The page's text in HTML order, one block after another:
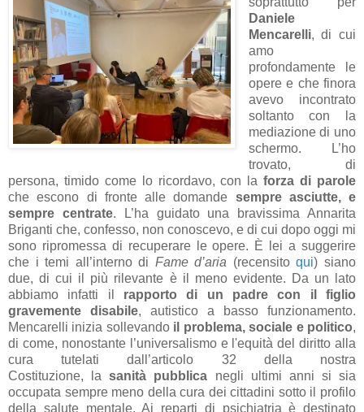
Daniele
Mencarelli, di cui
amo
profondamente le
opere e che finora
avevo incontrato
soltanto con la
mediazione di uno
schermo. L’ho
trovato, di
persona, timido come lo ricordavo, con laforza di parole
che escono di fronte alle domande sempre asciutte, e
sempre centrate. L’ha guidato una bravissima Annarita
Briganti che, confesso, non conoscevo, e di cui dopo oggi mi
sono ripromessa di recuperare le opere. È lei a suggerire
che i temi all’interno di Fame d’aria (recensitoqui) siano
due, di cui il più rilevante è il meno evidente. Da un lato
abbiamo infatti il rapporto di un padre con il figlio
gravemente disabile, autistico a basso funzionamento.
Mencarelli inizia sollevando il problema, sociale e politico,
di come, nonostante l’universalismo e l'equità del diritto alla
cura tutelati dall’articolo 32 della nostra
Costituzione,
lasanità pubblica negli ultimi anni si sia
occupata sempre meno della cura dei cittadini sotto il profilo
della salute mentale. Ai reparti di psichiatria è destinato